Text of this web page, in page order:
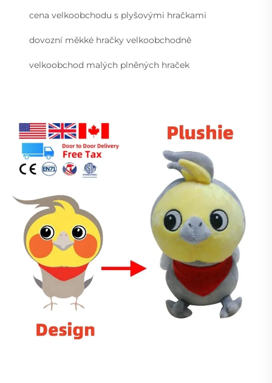
cena velkoobchodu s plyšovými hračkami
dovozní měkké hračky velkoobchodně
velkoobchod malých plněných hraček